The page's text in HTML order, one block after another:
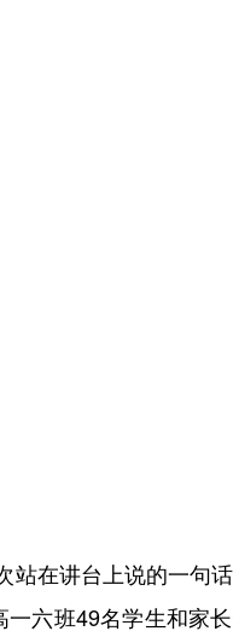
在讲台上说的一句话
一六班49名学生和家